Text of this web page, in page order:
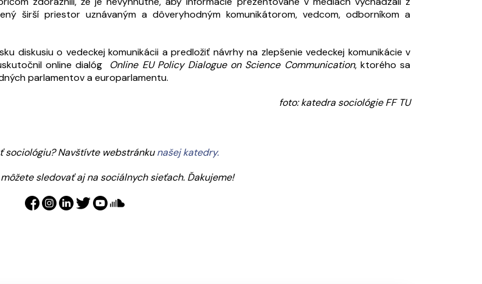
širší priestor uznávaným a dôveryhodným komunikátorom, vedcom, odborníkom a
diskusiu o vedeckej komunikácii a predložiť návrhy na zlepšenie vedeckej komunikácie v
online dialóg Online EU Policy Dialogue on Science Communication, ktorého sa
parlamentov a europarlamentu.
foto: katedra sociológie FF TU
sociológiu? Navštívte webstránkunašej katedry.
sledovať aj na sociálnych sieťach. Ďakujeme!